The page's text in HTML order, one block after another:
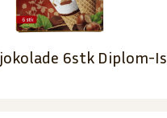
6stk Diplom-Is